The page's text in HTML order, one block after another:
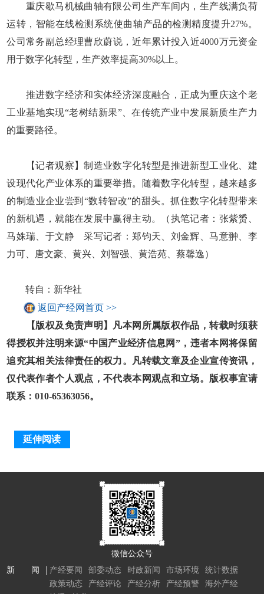
重庆歇马机械曲轴有限公司生产车间内，生产线满负荷
运转，智能在线检测系统使曲轴产品的检测精度提升27%。
公司常务副总经理曹欣蔚说，近年累计投入近4000万元资金
用于数字化转型，生产效率提高30%以上。
推进数字经济和实体经济深度融合，正成为重庆这个老
工业基地实现“老树结新果”、在传统产业中发展新质生产力
的重要路径。
【记者观察】制造业数字化转型是推进新型工业化、建
设现代化产业体系的重要举措。随着数字化转型，越来越多
的制造业企业尝到“数转智改”的甜头。抓住数字化转型带来
的新机遇，就能在发展中赢得主动。（执笔记者：张紫赟、
马姝瑞、于文静 采写记者：郑钧天、刘金辉、马意翀、李
力可、唐文豪、黄兴、刘智强、黄浩苑、蔡馨逸）
转自：新华社
返回产经网首页 >>
【版权及免责声明】凡本网所属版权作品，转载时须获
得授权并注明来源“中国产业经济信息网”，违者本网将保留
追究其相关法律责任的权力。凡转载文章及企业宣传资讯，
仅代表作者个人观点，不代表本网观点和立场。版权事宜请
联系：010-65363056。
延伸阅读
微信公众号
新 闻
产经要闻 部委动态 时政新闻 市场环境
统计数据
政策动态
产经评论 产经分析 产经预警
海外产经